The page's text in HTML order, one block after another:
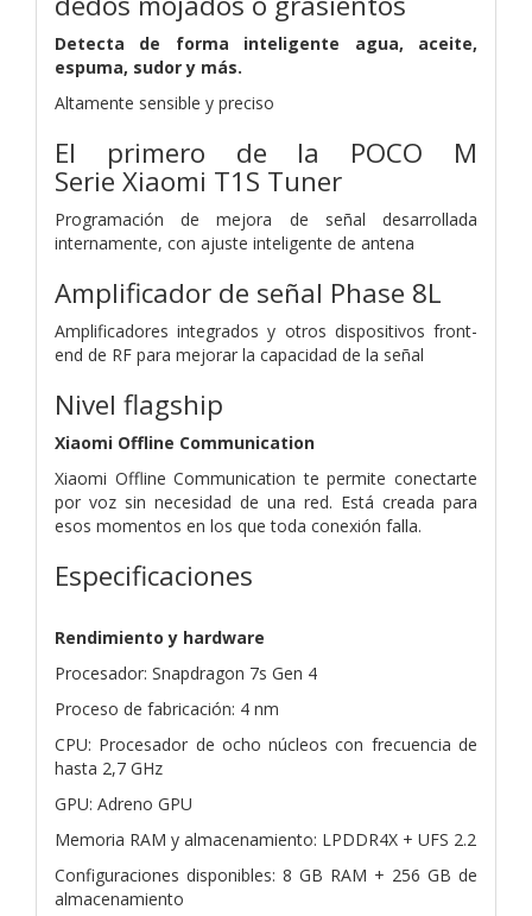
Detecta de forma inteligente agua, aceite,
espuma, sudor y más.
Altamente sensible y preciso
El primero de la POCO M
Serie Xiaomi T1S Tuner
Programación de mejora de señal desarrollada
internamente, con ajuste inteligente de antena
Amplificador de señal Phase 8L
Amplificadores integrados y otros dispositivos front-
end de RF para mejorar la capacidad de la señal
Nivel flagship
Xiaomi Offline Communication
Xiaomi Offline Communication te permite conectarte
por voz sin necesidad de una red. Está creada para
esos momentos en los que toda conexión falla.
Especificaciones
Rendimiento y hardware
Procesador: Snapdragon 7s Gen 4
Proceso de fabricación: 4 nm
CPU: Procesador de ocho núcleos con frecuencia de
hasta 2,7 GHz
GPU: Adreno GPU
Memoria RAM y almacenamiento: LPDDR4X + UFS 2.2
Configuraciones disponibles: 8 GB RAM + 256 GB de
almacenamiento